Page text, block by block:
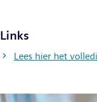
Links
Lees hier het